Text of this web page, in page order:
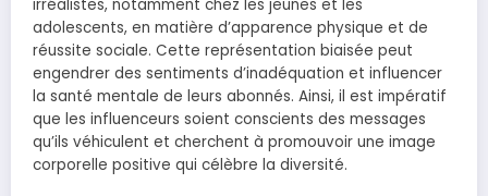
irréalistes, notamment chez les jeunes et les
adolescents, en matière d’apparence physique et de
réussite sociale. Cette représentation biaisée peut
engendrer des sentiments d’inadéquation et influencer
la santé mentale de leurs abonnés. Ainsi, il est impératif
que les influenceurs soient conscients des messages
qu’ils véhiculent et cherchent à promouvoir une image
corporelle positive qui célèbre la diversité.